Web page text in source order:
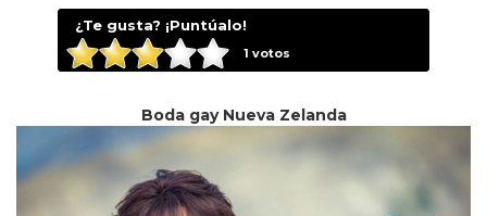
¿Te gusta? ¡Puntúalo!
1 votos
Boda gay Nueva Zelanda